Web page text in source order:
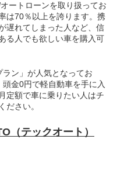
ートローンを取り扱ってお
は70％以上を誇ります。携
遅れてしまった人など、信
る人でも欲しい車を購入可
ラン」が人気となってお
頭金0円で軽自動車を手に入
定額で車に乗りたい人はチ
ださい。
（テックオート）